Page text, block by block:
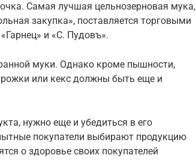
Самая лучшая цельнозерновая мука,
закупка», поставляется торговыми
и «С. Пудовъ».
муки. Однако кроме пышности,
или кекс должны быть еще и
нужно еще и убедиться в его
покупатели выбирают продукцию
о здоровье своих покупателей